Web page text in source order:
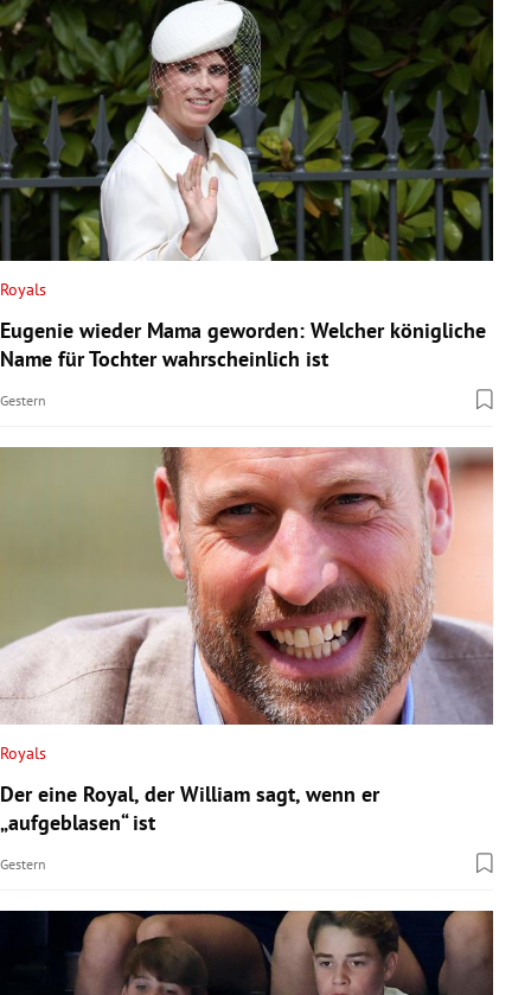
Royals
Eugenie wieder Mama geworden: Welcher königliche
Name für Tochter wahrscheinlich ist
Gestern
Royals
Der eine Royal, der William sagt, wenn er
„aufgeblasen“ ist
Gestern